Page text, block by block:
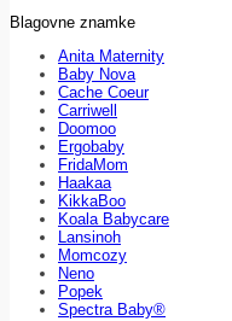
Blagovne znamke
Anita Maternity
Baby Nova
Cache Coeur
Carriwell
Doomoo
Ergobaby
FridaMom
Haakaa
KikkaBoo
Koala Babycare
Lansinoh
Momcozy
Neno
Popek
Spectra Baby®